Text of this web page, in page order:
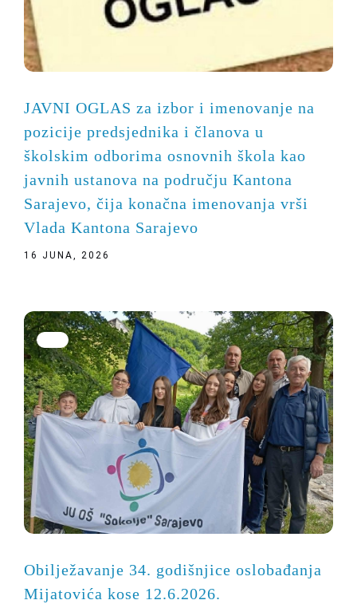
JAVNI OGLAS za izbor i imenovanje na
pozicije predsjednika i članova u
školskim odborima osnovnih škola kao
javnih ustanova na području Kantona
Sarajevo, čija konačna imenovanja vrši
Vlada Kantona Sarajevo
16 JUNA, 2026
Obilježavanje 34. godišnjice oslobađanja
Mijatovića kose 12.6.2026.